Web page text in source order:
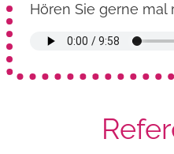
Hören Sie gerne mal